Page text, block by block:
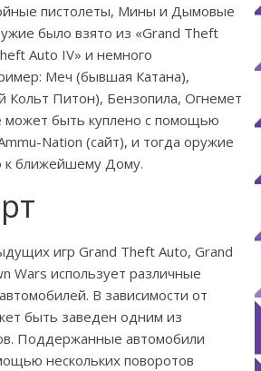
пистолеты, Мины и Дымовые
было взято из «Grand Theft
Auto IV» и немного
Меч (бывшая Катана),
Кольт Питон), Бензопила, Огнемет
быть куплено с помощью
Nation (сайт), и тогда оружие
к ближейшему Дому.
игр Grand Theft Auto, Grand
Wars использует различные
В зависимости от
быть заведен одним из
Поддержанные автомобили
нескольких поворотов